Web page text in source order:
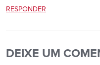
RESPONDER
DEIXE UM